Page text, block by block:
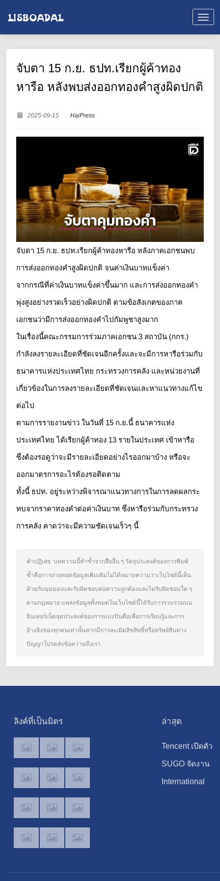
จับตา 15 ก.ย. ธปท.เรียกผู้ค้าทอง
หารือ หลังพบส่งออกทองคำสูงผิดปกติ
2025-09-15 HaiPress
จับตา 15 ก.ย. ธปท.เรียกผู้ค้าทองหารือ หลังภาคเอกชนพบ
การส่งออกทองคำสูงผิดปกติ จนค่าเงินบาทแข็งค่า
จากกรณีที่ค่าเงินบาทแข็งค่าขึ้นมาก และการส่งออกทองคำ
พุ่งสูงอย่างรวดเร็วอย่างผิดปกติ ตามข้อสังเกตของภาค
เอกชนว่ามีการส่งออกทองคำไปกัมพูชาสูงมาก
ในเรื่องนี้คณะกรรมการร่วมภาคเอกชน 3 สถาบัน (กกร.)
กำลังลงรายละเอียดที่ชัดเจนอีกครั้งและจะมีการหารือร่วมกับ
ธนาคารแห่งประเทศไทย กระทรวงการคลัง และหน่วยงานที่
เกี่ยวข้องในการลงรายละเอียดที่ชัดเจนและหาแนวทางแก้ไข
ต่อไป
ตามการรายงานข่าว ในวันที่ 15 ก.ย.นี้ ธนาคารแห่ง
ประเทศไทย ได้เรียกผู้ค้าทอง 13 รายในประเทศ เข้าหารือ
ซึ่งต้องรอดูว่าจะมีรายละเอียดอย่างไรออกมาบ้าง หรือจะ
ออกมาตรการอะไรต้องรอติดตาม
ทั้งนี้ ธปท. อยู่ระหว่างพิจารณาแนวทางการในการลดผลกระ
ทบจากราคาทองคำต่อค่าเงินบาท ซึ่งหารือร่วมกับกระทรวง
การคลัง คาดว่าจะมีความชัดเจนเร็วๆ นี้
คำปฏิเสธ: บทความนี้ทำซ้ำจากสื่ออื่น ๆ วัตถุประสงค์ของการพิมพ์
ซ้ำคือการถ่ายทอดข้อมูลเพิ่มเติมไม่ได้หมายความว่าเว็บไซต์นี้เห็น
ด้วยกับมุมมองและรับผิดชอบต่อความถูกต้องและไม่รับผิดชอบใด ๆ
ตามกฎหมาย แหล่งข้อมูลทั้งหมดในเว็บไซต์นี้ได้รับการรวบรวมบน
อินเทอร์เน็ตจุดประสงค์ของการแบ่งปันคือเพื่อการเรียนรู้และการ
อ้างอิงของทุกคนเท่านั้นหากมีการละเมิดลิขสิทธิ์หรือทรัพย์สินทาง
ปัญญาโปรดส่งข้อความถึงเรา
ลิงค์ที่เป็นมิตร ล่าสุด
Tencent เปิดตัว
Hy3 บน
WorkBuddy
SUGO จัดงาน
เฉลิมฉลองคอม
International